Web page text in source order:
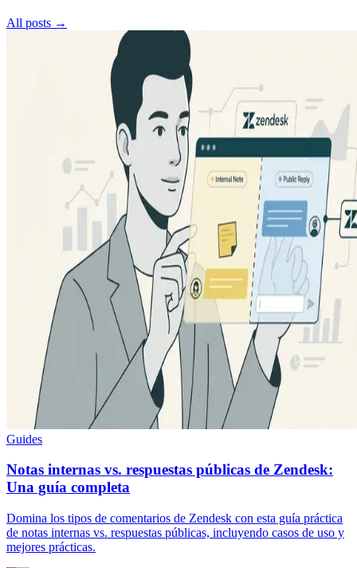
All posts →
Guides
Notas internas vs. respuestas públicas de Zendesk:
Una guía completa
Domina los tipos de comentarios de Zendesk con esta guía práctica
de notas internas vs. respuestas públicas, incluyendo casos de uso y
mejores prácticas.